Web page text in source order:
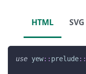
HTML SVG
use yew:: prelude::